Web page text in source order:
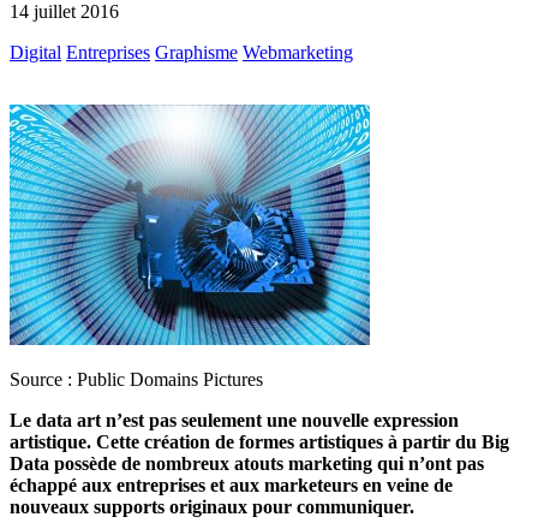
14 juillet 2016
Digital Entreprises Graphisme Webmarketing
Source : Public Domains Pictures
Le data art n’est pas seulement une nouvelle expression
artistique. Cette création de formes artistiques à partir du Big
Data possède de nombreux atouts marketing qui n’ont pas
échappé aux entreprises et aux marketeurs en veine de
nouveaux supports originaux pour communiquer.